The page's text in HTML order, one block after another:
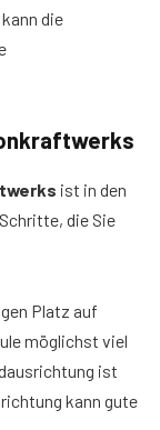
die
ist in den
die Sie
Platz auf
möglichst viel
ist
kann gute